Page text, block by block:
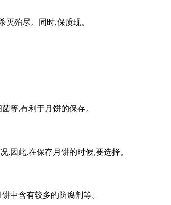
殆尽。同时,保质现。
等,有利于月饼的保存。
,因此,在保存月饼的时候,要选择。
中含有较多的防腐剂等。